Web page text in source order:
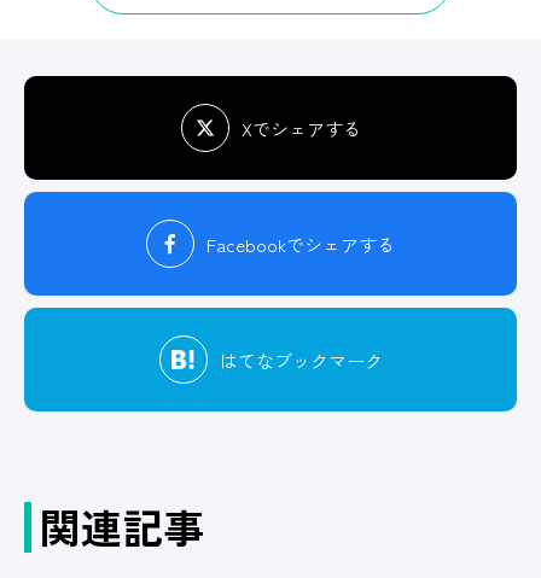
Xでシェアする
Facebookでシェアする
はてなブックマーク
関連記事